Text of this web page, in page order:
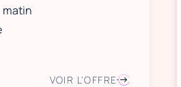
matin
VOIR L'OFFRE